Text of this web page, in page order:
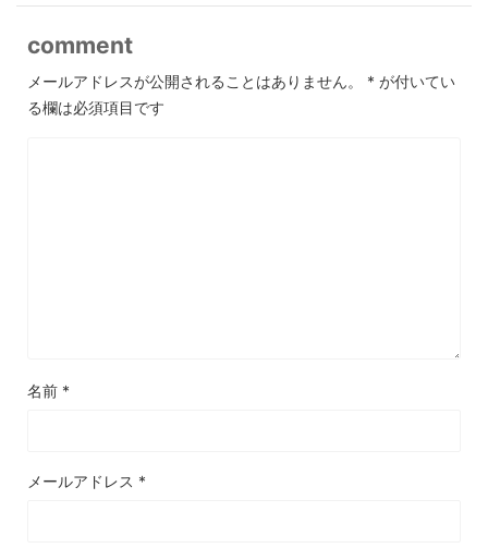
comment
メールアドレスが公開されることはありません。 * が付いてい
る欄は必須項目です
名前 *
メールアドレス *